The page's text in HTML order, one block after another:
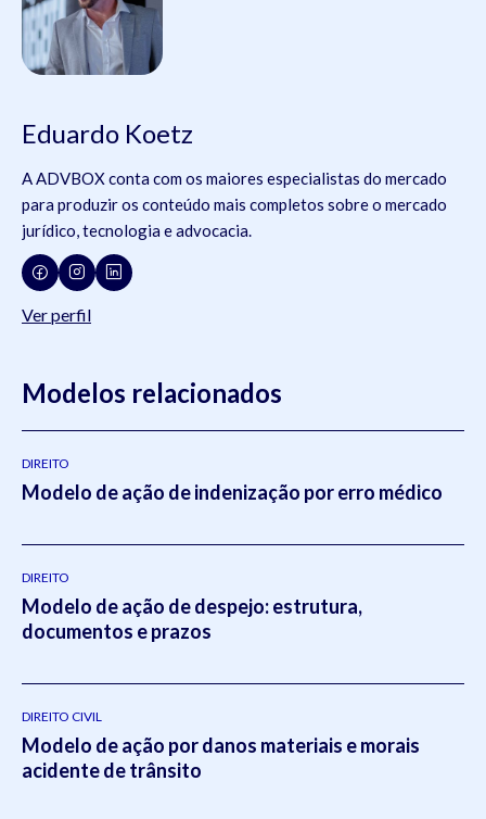
Eduardo Koetz
A ADVBOX conta com os maiores especialistas do mercado
para produzir os conteúdo mais completos sobre o mercado
jurídico, tecnologia e advocacia.
Ver perfil
Modelos relacionados
DIREITO
Modelo de ação de indenização por erro médico
DIREITO
Modelo de ação de despejo: estrutura,
documentos e prazos
DIREITO CIVIL
Modelo de ação por danos materiais e morais
acidente de trânsito